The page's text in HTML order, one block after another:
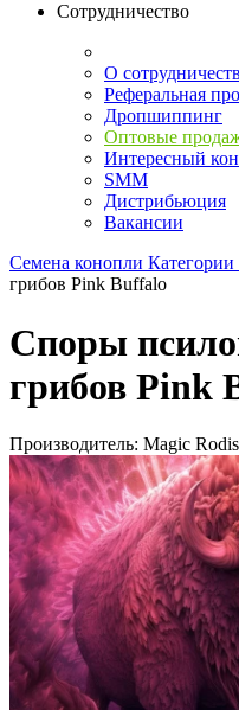
Сотрудничество
О
Реферальная
Дропшиппинг
Оптовые
Интересный
SMM
Дистрибьюция
Вакансии
Семена конопли Категории
грибов Pink Buffalo
Споры
грибов Pink
Производитель: Magic Rodis